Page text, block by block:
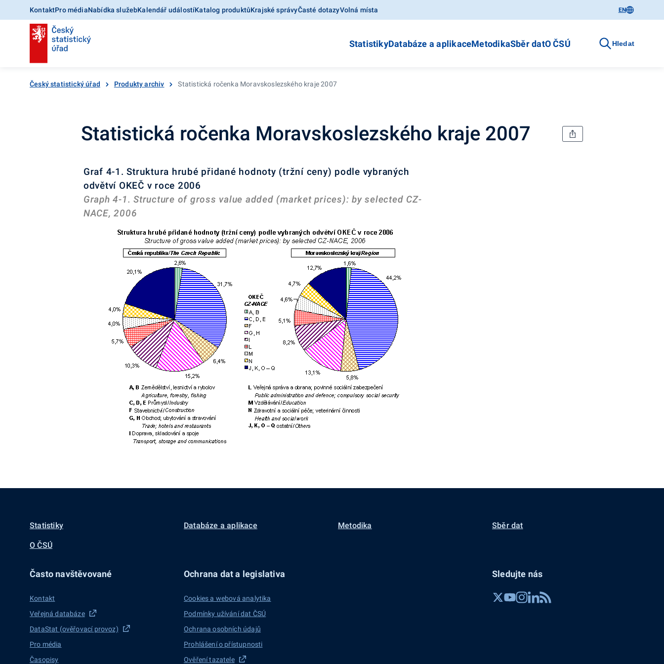
KontaktPro médiaNabídka služebKalendář událostíKatalog produktůKrajské správyČasté dotazyVolná místa EN
StatistikyDatabáze a aplikaceMetodikaSběr datO ČSÚ Hledat
Český statistický úřad Produkty archiv Statistická ročenka Moravskoslezského kraje 2007
Statistická ročenka Moravskoslezského kraje 2007
Graf 4-1. Struktura hrubé přidané hodnoty (tržní ceny) podle vybraných
odvětví OKEČ v roce 2006
Graph 4-1. Structure of gross value added (market prices): by selected CZ-
NACE, 2006
Statistiky Databáze a aplikace Metodika Sběr dat
O ČSÚ
Často navštěvované
Kontakt
Veřejná databáze
DataStat (ověřovací provoz)
Pro média
Časopisy
Ochrana dat a legislativa
Cookies a webová analytika
Podmínky užívání dat ČSÚ
Ochrana osobních údajů
Prohlášení o přístupnosti
Ověření tazatele
Sledujte nás